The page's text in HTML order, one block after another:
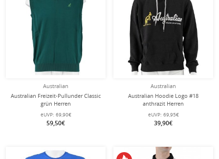
Australian
Australian Freizeit-Pullunder Classic
grün Herren
eUVP: 69,90€
59,50€
Australian
Australian Hoodie Logo #18
anthrazit Herren
eUVP: 69,95€
39,90€